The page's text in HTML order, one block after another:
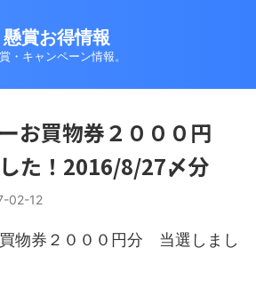
懸賞お得情報
・キャンペーン情報。
お買物券２０００円
た！2016/8/27〆分
02-12
物券２０００円分 当選しまし